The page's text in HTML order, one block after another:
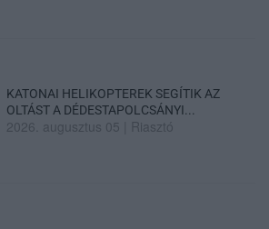
KATONAI HELIKOPTEREK SEGÍTIK AZ
OLTÁST A DÉDESTAPOLCSÁNYI...
2026. augusztus 05 Riasztó